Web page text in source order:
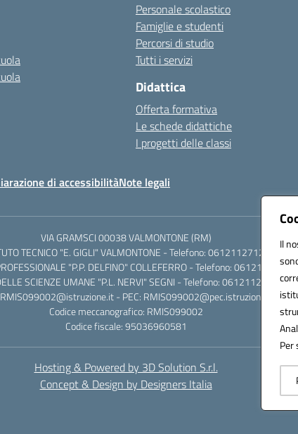
Il
Per
Personale scolastico
Famiglie e studenti
Percorsi di studio
Tutti i servizi
Didattica
Offerta formativa
Le schede didattiche
I progetti delle classi
di accessibilitàNote legali
VIA GRAMSCI 00038 VALMONTONE (RM)
TECNICO "E. GIGLI" VALMONTONE - Telefono: 06121127125
"P.P. DELFINO" COLLEFERRO - Telefono: 06121126825
SCIENZE UMANE "P.L. NERVI" SEGNI - Telefono: 06121126845
- PEC: RMIS099002@pec.istruzione.it
Codice meccanografico: RMIS099002
Codice fiscale: 95036960581
Hosting & Powered by 3D Solution S.r.l.
Concept & Design by Designers Italia